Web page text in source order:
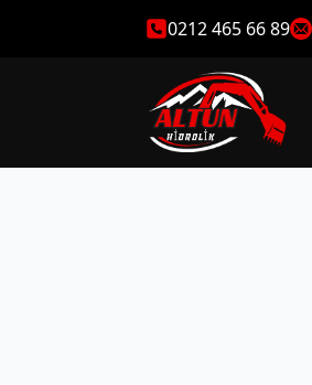
0212 465 66 89